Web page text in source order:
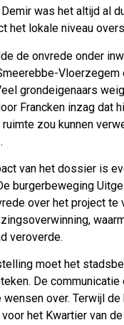
Demir was het altijd al
het lokale niveau
de onvrede onder
Vloerzegem
grondeigenaars
Francken inzag dat
zou kunnen
van het dossier is
burgerbeweging
over het project te
veroverde.
moet het
De communicatie
over. Terwijl de
het Kwartier van